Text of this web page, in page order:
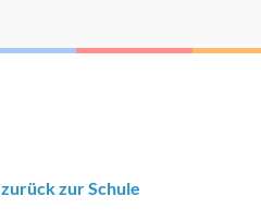
zurück zur Schule